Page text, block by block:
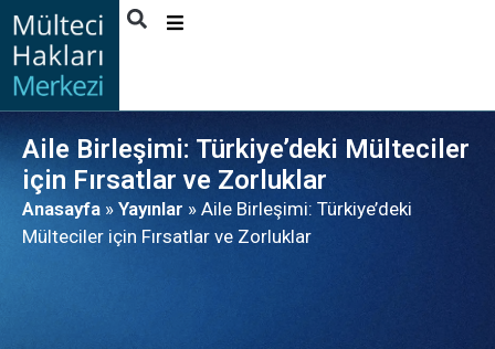
HAKKIMIZDA
FAALIYETLER
YAYINLAR
HABERLER
Aile Birleşimi: Türkiye’deki Mülteciler
için Fırsatlar ve Zorluklar
Anasayfa » Yayınlar » Aile Birleşimi: Türkiye’deki
Mülteciler için Fırsatlar ve Zorluklar